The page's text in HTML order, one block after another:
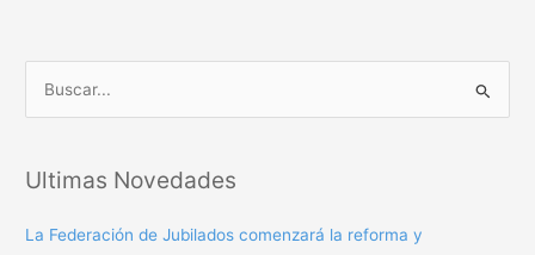
c
Ultimas Novedades
La Federación de Jubilados comenzará la reforma y